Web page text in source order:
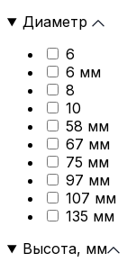
Диаметр
6
6 мм
8
10
58 мм
67 мм
75 мм
97 мм
107 мм
135 мм
Высота, мм